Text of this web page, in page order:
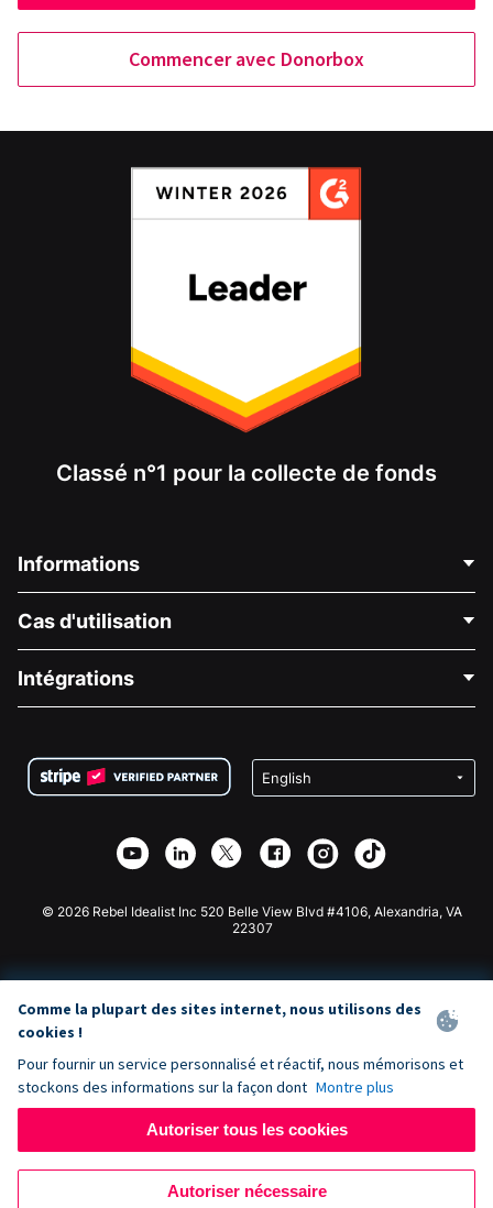
Commencer avec Donorbox
Classé n°1 pour la collecte de fonds
Informations
À propos de nous
Carrières
Confidentialité
Partenariat d'affiliation
Bibliothèque
Cas d'utilisation
Collecte de fonds médicale
Collecte de fonds caritative
Intégrations
Plugin de don Wix
Application de don Webflow
Don Joomla
© 2026 Rebel Idealist Inc 520 Belle View Blvd #4106, Alexandria, VA
22307
Comme la plupart des sites internet, nous utilisons des
cookies !
Pour fournir un service personnalisé et réactif, nous mémorisons et
stockons des informations sur la façon dont Montre plus
Autoriser tous les cookies
Autoriser nécessaire